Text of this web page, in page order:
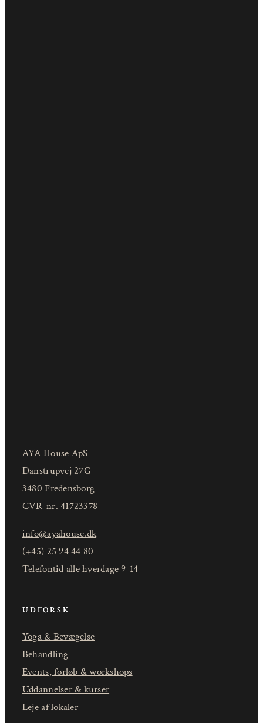
AYA House ApS
Danstrupvej 27G
3480 Fredensborg
CVR-nr. 41723378
info@ayahouse.dk
(+45) 25 94 44 80
Telefontid alle hverdage 9-14
UDFORSK
Yoga & Bevægelse
Behandling
Events, forløb & workshops
Uddannelser & kurser
Leje af lokaler